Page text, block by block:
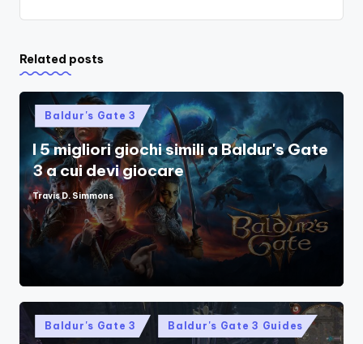
Related posts
Posted
in
Baldur's Gate 3
I 5 migliori giochi simili a Baldur's Gate
3 a cui devi giocare
Posted
by
Travis D. Simmons
Posted
in
Baldur's Gate 3 Baldur's Gate 3 Guides